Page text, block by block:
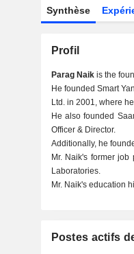
Synthèse
Profil
Parag Naikis the
He founded Smart
Ltd. in 2001, where
He also founded
Officer & Director.
Additionally, he
Mr. Naik's former
Laboratories.
Mr. Naik's education
Postes actifs